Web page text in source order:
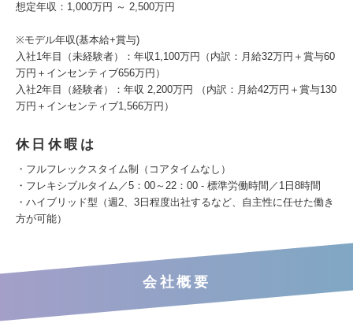
想定年収：1,000万円 ～ 2,500万円
※モデル年収(基本給+賞与)
入社1年目（未経験者）：年収1,100万円（内訳：月給32万円＋賞与60
万円＋インセンティブ656万円）
入社2年目（経験者）：年収 2,200万円 （内訳：月給42万円＋賞与130
万円＋インセンティブ1,566万円）
休日休暇は
・フルフレックスタイム制（コアタイムなし）
・フレキシブルタイム／5：00～22：00 - 標準労働時間／1日8時間
・ハイブリッド型（週2、3日程度出社するなど、自主性に任せた働き
方が可能）
会社概要